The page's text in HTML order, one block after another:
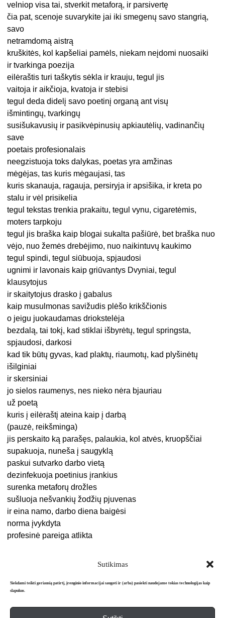
Sutikimas
Siekdami teikti geriausią patirtį, įrenginio informacijai saugoti ir (arba) pasiekti naudojame tokias technologijas kaip
slapukus.
velniop visa tai, stverkit metaforą, ir parsivertę
čia pat, scenoje suvarykite jai iki smegenų savo stangrią,
savo
netramdomą aistrą
kruškitės, kol kapšeliai pamėls, niekam neįdomi nuosaiki
ir tvarkinga poezija
eilėraštis turi taškytis sėkla ir krauju, tegul jis
vaitoja ir aikčioja, kvatoja ir stebisi
tegul deda didelį savo poetinį organą ant visų
išmintingų, tvarkingų
susišukavusių ir pasikvėpinusių apkiautėlių, vadinančių
save
poetais profesionalais
neegzistuoja toks dalykas, poetas yra amžinas
mėgėjas, tas kuris mėgaujasi, tas
kuris skanauja, ragauja, persiryja ir apsišika, ir kreta po
stalu ir vėl prisikelia
tegul tekstas trenkia prakaitu, tegul vynu, cigaretėmis,
moters tarpkoju
tegul jis braška kaip blogai sukalta pašiūrė, bet braška nuo
vėjo, nuo žemės drebėjimo, nuo naikintuvų kaukimo
tegul spindi, tegul siūbuoja, spjaudosi
ugnimi ir lavonais kaip griūvantys Dvyniai, tegul
klausytojus
ir skaitytojus drasko į gabalus
kaip musulmonas savižudis plėšo krikščionis
o jeigu juokaudamas driokstelėja
bezdalą, tai tokį, kad stiklai išbyrėtų, tegul springsta,
spjaudosi, darkosi
kad tik būtų gyvas, kad plaktų, riaumotų, kad plyšinėtų
išilginiai
ir skersiniai
jo sielos raumenys, nes nieko nėra bjauriau
už poetą
kuris į eilėraštį ateina kaip į darbą
(pauzė, reikšminga)
jis perskaito ką parašęs, palaukia, kol atvės, kruopščiai
supakuoja, nuneša į saugyklą
paskui sutvarko darbo vietą
dezinfekuoja poetinius įrankius
surenka metaforų drožles
sušluoja nešvankių žodžių pjuvenas
ir eina namo, darbo diena baigėsi
norma įvykdyta
profesinė pareiga atlikta